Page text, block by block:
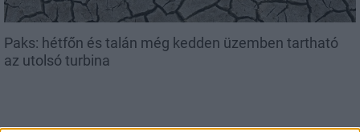
Paks: hétfőn és talán még kedden üzemben tartható
az utolsó turbina